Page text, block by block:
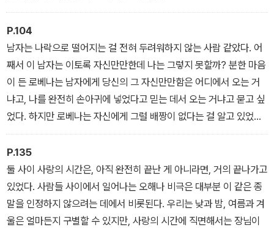
P.104
남자는 나락으로 떨어지는 걸 전혀 두려워하지 않는 사람 같았다. 어
째서 이 남자는 이토록 자신만만한데 나는 그렇지 못할까? 분한 마음
이 든 로베나는 남자에게 당신의 그 자신만만함은 어디에서 오는 거
냐고, 나를 완전히 손아귀에 넣었다고 믿는 데서 오는 거냐고 묻고 싶
었다. 하지만 로베나는 자신에게 그럴 배짱이 없다는 걸 알고 있었다.
로베나는 늘 불안해했고 남자는 그렇지 않았다. 그것이 바로 두 사람
이 결정적으로 다른 점이었다.
P.135
둘 사이 사랑의 시간은, 아직 완전히 끝난 게 아니라면, 거의 끝나가고
있었다. 사람들 사이에서 일어나는 오해나 비극은 대부분 이 같은 종
말을 인정하지 않으려는 데에서 비롯된다. 우리는 낮과 밤, 여름과 겨
울은 얼마든지 구별할 수 있지만, 사랑의 시간에 직면해서는 장님이